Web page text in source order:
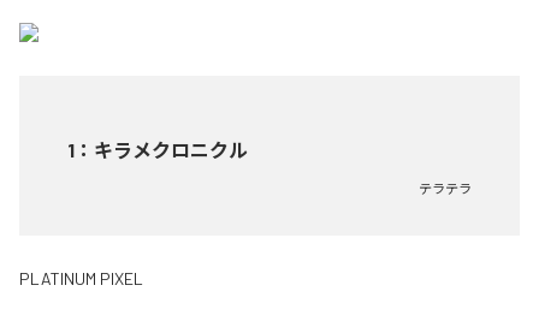
1 ： キラメクロニクル
テラテラ
PLATINUM PIXEL